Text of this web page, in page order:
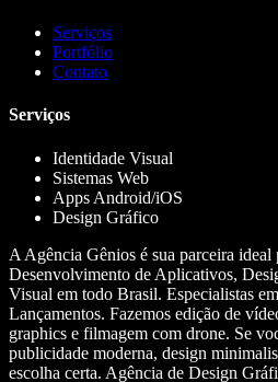
Serviços
Portfólio
Contato
Serviços
Identidade Visual
Sistemas Web
Apps Android/iOS
Design Gráfico
A Agência Gênios é sua parceira ideal
Desenvolvimento de Aplicativos,
Visual em todo Brasil. Especialistas
Lançamentos. Fazemos edição de
graphics e filmagem com drone. Se
publicidade moderna, design
escolha certa. Agência de Design